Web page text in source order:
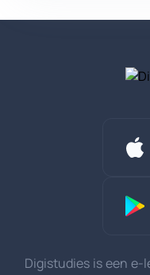
Digistudies is een